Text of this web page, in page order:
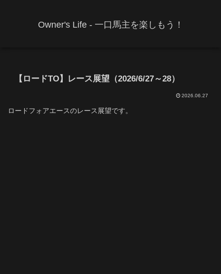
Owner's Life - 一口馬主を楽しもう！
【ロードTO】レース展望（2026/6/27～28）
2026.06.27
ロードフォアエースのレース展望です。